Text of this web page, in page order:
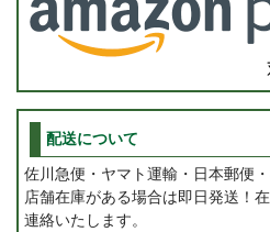
配送について
佐川急便・ヤマト運輸・日本郵便
店舗在庫がある場合は即日発送！
連絡いたします。